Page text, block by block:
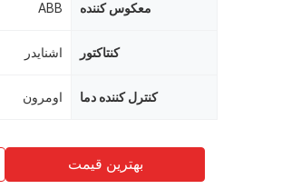
معکوس کننده ABB
کنتاکتور اشنایدر
کنترل کننده دما اومرون
بهترین قیمت